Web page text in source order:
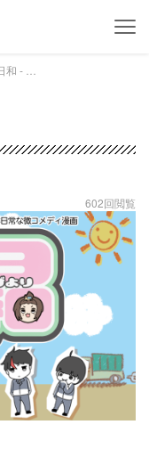
602回閲覧